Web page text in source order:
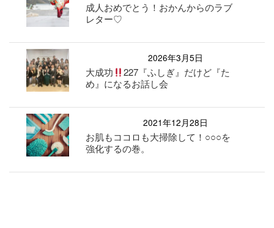
成人おめでとう！おかんからのラブ
レター♡
2026年3月5日
大成功
227『ふしぎ』だけど『た
め』になるお話し会
2021年12月28日
お肌もココロも大掃除して！○○○を
強化するの巻。